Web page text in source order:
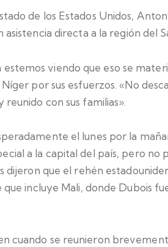
de los Estados Unidos,
directa a la región del
viendo que eso se
por sus esfuerzos. «No
con sus familias».
el lunes por la
a la capital del país, pero no
dijeron que el rehén
incluye Mali, donde Dubois
cuando se reunieron